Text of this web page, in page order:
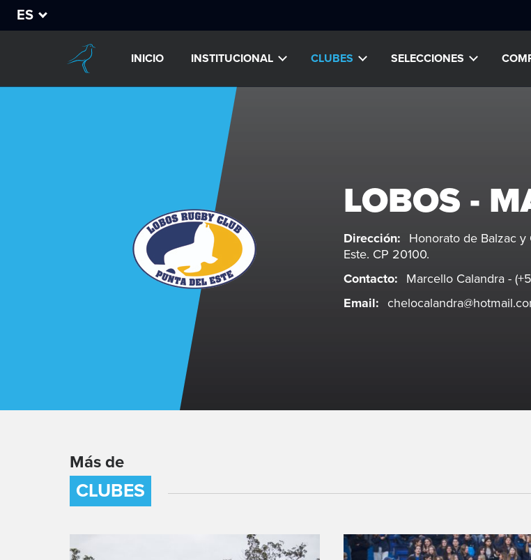
ES
INICIO INSTITUCIONAL CLUBES SELECCIONES
LOBOS -
Dirección:
Honorato de Balzac
Este. CP 20100.
Contacto:
Marcello Calandra -
Email:
Más de
CLUBES